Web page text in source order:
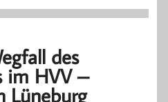
des
im HVV –
Lüneburg